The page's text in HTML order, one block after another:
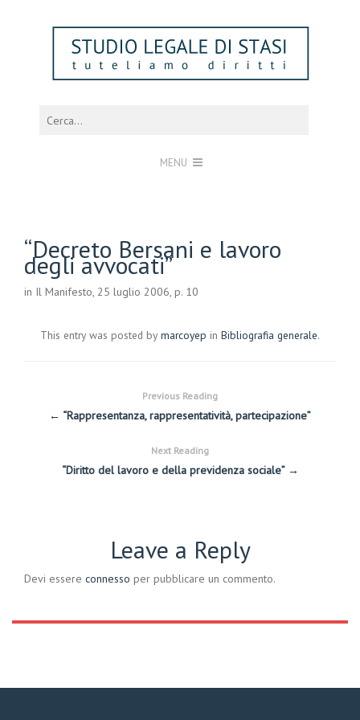
MENU
“Decreto Bersani e lavoro
degli avvocati”
in Il Manifesto, 25 luglio 2006, p. 10
This entry was posted by marcoyep in Bibliografia generale.
Previous Reading
← “Rappresentanza, rappresentatività, partecipazione”
Next Reading
“Diritto del lavoro e della previdenza sociale” →
Leave a Reply
Devi essere connesso per pubblicare un commento.